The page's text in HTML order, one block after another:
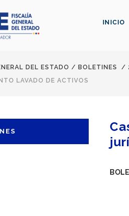
INICIO
DEL ESTADO / BOLETINES /
LAVADO DE ACTIVOS